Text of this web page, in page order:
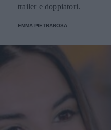
trailer e doppiatori.
EMMA PIETRAROSA